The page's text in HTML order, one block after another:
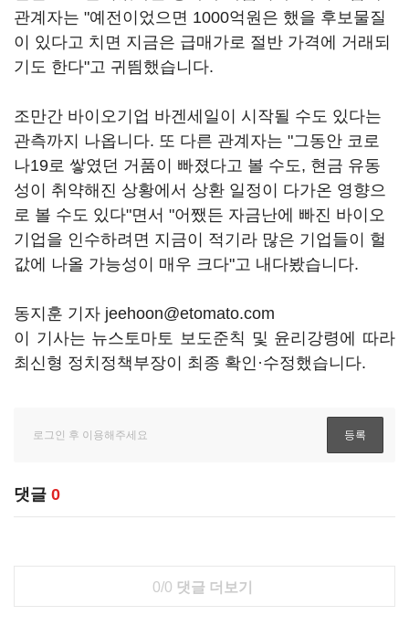
관계자는 "예전이었으면 1000억원은 했을 후보물질
이 있다고 치면 지금은 급매가로 절반 가격에 거래되
기도 한다"고 귀띔했습니다.
조만간 바이오기업 바겐세일이 시작될 수도 있다는
관측까지 나옵니다. 또 다른 관계자는 "그동안 코로
나19로 쌓였던 거품이 빠졌다고 볼 수도, 현금 유동
성이 취약해진 상황에서 상환 일정이 다가온 영향으
로 볼 수도 있다"면서 "어쨌든 자금난에 빠진 바이오
기업을 인수하려면 지금이 적기라 많은 기업들이 헐
값에 나올 가능성이 매우 크다"고 내다봤습니다.
동지훈 기자 jeehoon@etomato.com
이 기사는 뉴스토마토 보도준칙 및 윤리강령에 따라
최신형 정치정책부장이 최종 확인·수정했습니다.
댓글 0
0/0 댓글 더보기